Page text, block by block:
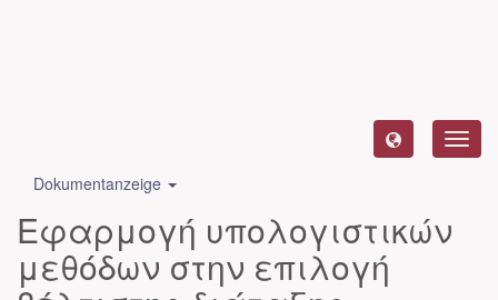
Dokumentanzeige
Εφαρμογή υπολογιστικών
μεθόδων στην επιλογή